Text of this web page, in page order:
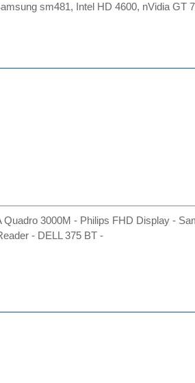
sm481, Intel HD 4600, nVidia GT
3000M - Philips FHD Display -
- DELL 375 BT -